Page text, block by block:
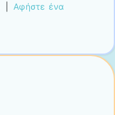
Αφήστε ένα